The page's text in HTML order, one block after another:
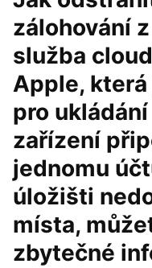
zálohování
služba
Apple,
pro
zařízení
jednomu
úložišti
místa,
zbytečné